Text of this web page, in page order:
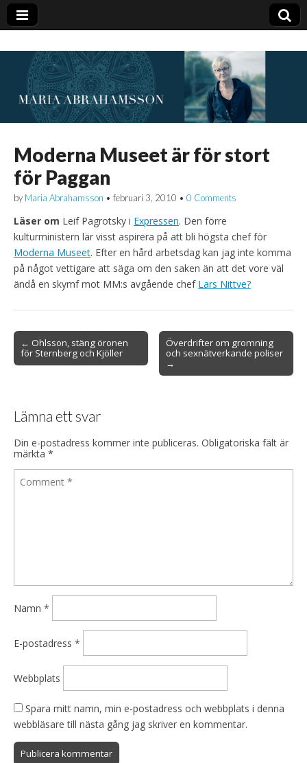
Moderna Museet är för stort
för Paggan
by Maria Abrahamsson • februari 3, 2010 • 0 Comments
Läser om Leif Pagrotsky i Expressen. Den förre
kulturministern lär visst aspirera på att bli högsta chef för
Moderna Museet. Efter en hård arbetsdag kan jag inte komma
på något vettigare att säga om den saken än att det vore väl
ändå en skymf mot MM:s avgående chef Lars Nittve?
Post
navigation
← Ohlsson, stäng öronen
för Sternberg och Kjöller
Överdrifter om gromning
och sexnätverkande poliser
→
Lämna ett svar
Din e-postadress kommer inte publiceras. Obligatoriska fält är
märkta *
Namn *
E-postadress *
Webbplats
Spara mitt namn, min e-postadress och webbplats i denna
webbläsare till nästa gång jag skriver en kommentar.